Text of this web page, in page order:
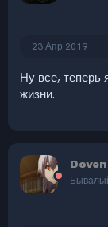
23 Апр 2019
Ну все, теперь
жизни.
Doven